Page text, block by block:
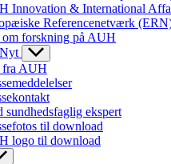
Innovation & International
Referencenetværk
forskning på AUH
AUH
sundhedsfaglig ekspert
til download
logo til download